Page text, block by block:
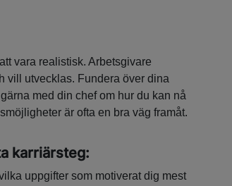
vara realistisk. Arbetsgivare
vill utvecklas. Fundera över dina
med din chef om hur du kan nå
är ofta en bra väg framåt.
karriärsteg:
uppgifter som motiverat dig mest